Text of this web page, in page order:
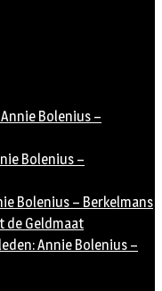
Bolenius –
Bolenius –
Bolenius – Berkelmans
de Geldmaat
Annie Bolenius –